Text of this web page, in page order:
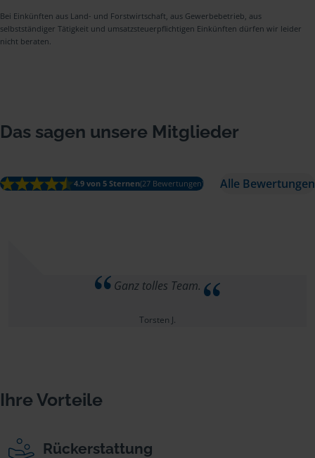
Bei Einkünften aus Land- und Forstwirtschaft, aus Gewerbebetrieb, aus
selbstständiger Tätigkeit und umsatzsteuerpflichtigen Einkünften dürfen wir leider
nicht beraten.
Das sagen unsere Mitglieder
4.9 von 5 Sternen(27 Bewertungen) Alle Bewertungen
Ganz tolles Team.
Torsten J.
Ihre Vorteile
Rückerstattung